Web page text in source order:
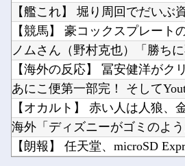
【艦これ】 堀り周回でだいぶ
あにこ便第一部完！ そして
【朗報】 任天堂、microSD